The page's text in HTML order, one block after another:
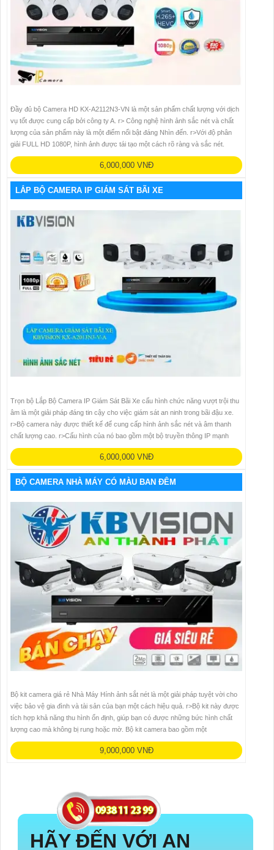
Đầy đủ bộ Camera HD KX-A2112N3-VN là một sản phẩm chất lượng với dịch
vụ tốt được cung cấp bởi công ty A. r> Công nghệ hình ảnh sắc nét và chất
lượng của sản phẩm này là một điểm nổi bật đáng Nhìn đến. r>Với độ phân
giải FULL HD 1080P, hình ảnh được tái tạo một cách rõ ràng và sắc nét.
6,000,000 VNĐ
LẮP BỘ CAMERA IP GIÁM SÁT BÃI XE
Trọn bộ Lắp Bộ Camera IP Giám Sát Bãi Xe cấu hình chức năng vượt trội thu
âm là một giải pháp đáng tin cậy cho việc giám sát an ninh trong bãi đậu xe.
r>Bộ camera này được thiết kế để cung cấp hình ảnh sắc nét và âm thanh
chất lượng cao. r>Cấu hình của nó bao gồm một bộ truyền thông IP mạnh
6,000,000 VNĐ
BỘ CAMERA NHÀ MÁY CÓ MÀU BAN ĐÊM
Bộ kit camera giá rẻ Nhà Máy Hính ảnh sắt nét là một giải pháp tuyệt vời cho
việc bảo vệ gia đình và tài sản của bạn một cách hiệu quả. r>Bộ kit này được
tích hợp khả năng thu hình ổn định, giúp bạn có được những bức hình chất
lượng cao mà không bị rung hoặc mờ. Bộ kit camera bao gồm một
9,000,000 VNĐ
HÃY ĐẾN VỚI AN